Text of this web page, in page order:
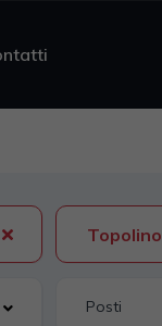
Topolino